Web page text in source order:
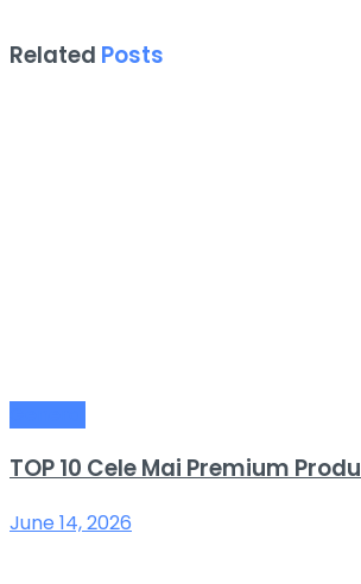
Related Posts
TOP 10 Cele Mai Premium
June 14, 2026